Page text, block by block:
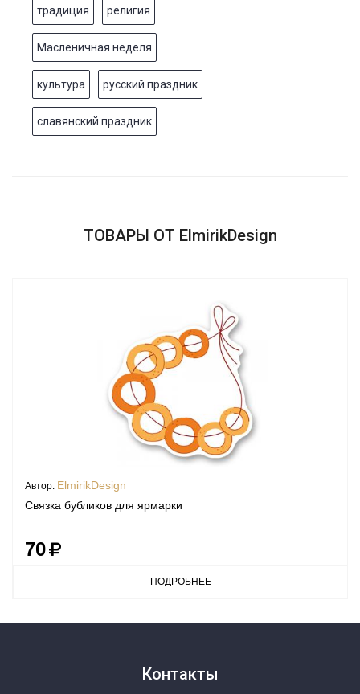
традиция религия
Масленичная неделя
культура русский праздник
славянский праздник
ТОВАРЫ ОТ ElmirikDesign
Автор: ElmirikDesign
Связка бубликов для ярмарки
70
ПОДРОБНЕЕ
Контакты